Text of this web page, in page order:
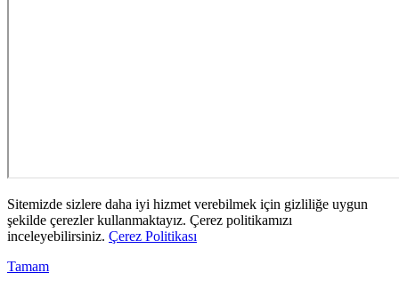
Sitemizde sizlere daha iyi hizmet verebilmek için gizliliğe uygun
şekilde çerezler kullanmaktayız. Çerez politikamızı
inceleyebilirsiniz. Çerez Politikası
Tamam